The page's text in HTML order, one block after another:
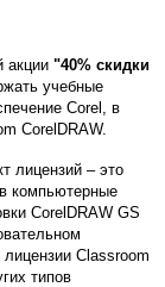
акции "40% скидки
учебные
Corel, в
CorelDRAW.
лицензий – это
компьютерные
CorelDRAW GS
Classroom
типов